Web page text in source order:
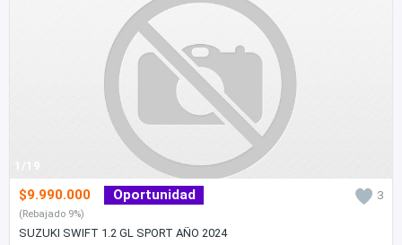
1/19
$9.990.000 Oportunidad 3
(Rebajado 9%)
SUZUKI SWIFT 1.2 GL SPORT AÑO 2024